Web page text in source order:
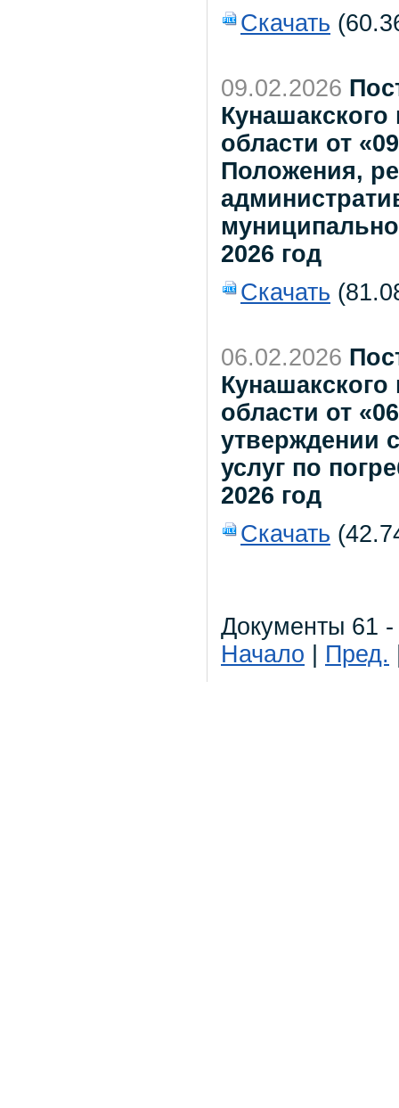
Скачать
09.02.2026
области от
Положения,
2026 год
Скачать
06.02.2026
области от
утверждении
услуг по
2026 год
Скачать
Документы 61 -
Начало
Пред.